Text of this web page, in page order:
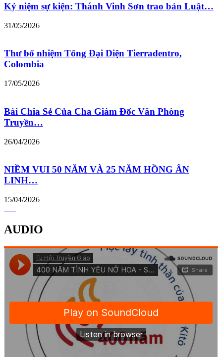
Kỷ niệm sự kiện: Thánh Vinh Sơn trao bản Luật…
31/05/2026
Thư bổ nhiệm Tổng Đại Diện Tierradentro,
Colombia
17/05/2026
Bài Chia Sẻ Của Cha Giám Đốc Văn Phòng
Truyền…
26/04/2026
NIỀM VUI 50 NĂM VÀ 25 NĂM HỒNG ÂN
LINH…
15/04/2026
AUDIO